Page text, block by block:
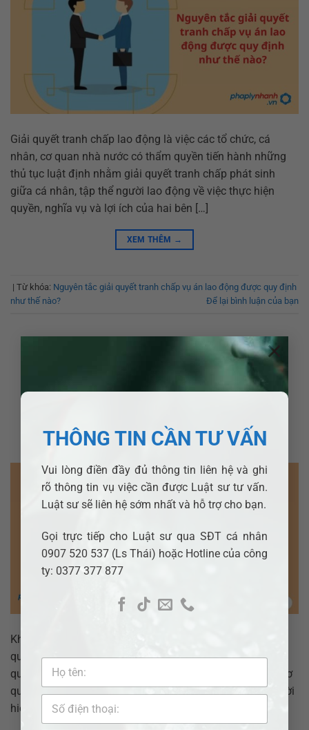
THÔNG TIN CẦN TƯ VẤN
Vui lòng điền đầy đủ thông tin liên hệ và ghi
rõ thông tin vụ việc cần được Luật sư tư vấn.
Luật sư sẽ liên hệ sớm nhất và hỗ trợ cho bạn.
Gọi trực tiếp cho Luật sư qua SĐT cá nhân
0907 520 537 (Ls Thái) hoặc Hotline của công
ty: 0377 377 877
×
Giải quyết tranh chấp lao động là việc các tổ chức, cá
nhân, cơ quan nhà nước có thẩm quyền tiến hành những
thủ tục luật định nhằm giải quyết tranh chấp phát sinh
giữa cá nhân, tập thể người lao động về việc thực hiện
quyền, nghĩa vụ và lợi ích của hai bên […]
XEM THÊM →
| Từ khóa: Nguyên tắc giải quyết tranh chấp vụ án lao động được quy định
như thế nào?
Để lại bình luận của bạn
động giải quyết tranh chấp lao động cá
POSTED ON 28 THÁNG MƯỜI HAI, 2023 ĐẶNG TUYẾT NHƯ
Khi phát sinh tranh chấp lao động, các bên có thể giải
quyết tranh chấp bằng việc thỏa thuận hoặc yêu cầu cơ
quan có thẩm quyền giải quyết. Trường hợp đưa ra các cơ
quan có thẩm quyền để giải quyết thì phải đáp ứng về thời
hiệu giải quyết theo quy định. Vậy […]